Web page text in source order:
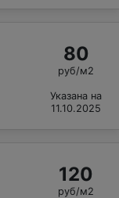
80
руб/м2
Указана на
11.10.2025
120
руб/м2